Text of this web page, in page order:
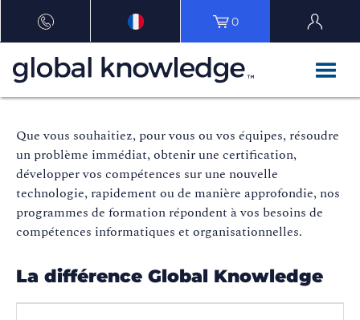
0
Que vous souhaitiez, pour vous ou vos équipes, résoudre
un problème immédiat, obtenir une certification,
développer vos compétences sur une nouvelle
technologie, rapidement ou de manière approfondie, nos
programmes de formation répondent à vos besoins de
compétences informatiques et organisationnelles.
La différence Global Knowledge